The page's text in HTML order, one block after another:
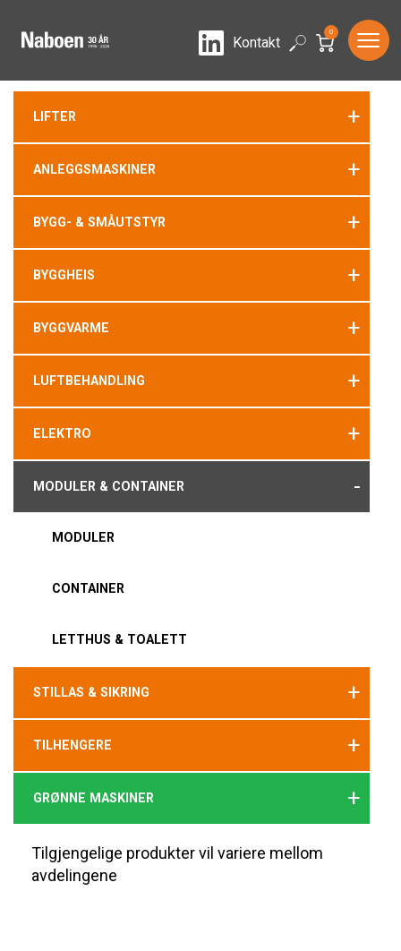
LinkedIn
Kontakt Search
0
LIFTER +
ANLEGGSMASKINER +
BYGG- & SMÅUTSTYR +
BYGGHEIS +
BYGGVARME +
LUFTBEHANDLING +
ELEKTRO +
MODULER & CONTAINER -
MODULER
CONTAINER
LETTHUS & TOALETT
STILLAS & SIKRING +
TILHENGERE +
GRØNNE MASKINER +
Tilgjengelige produkter vil variere mellom
avdelingene